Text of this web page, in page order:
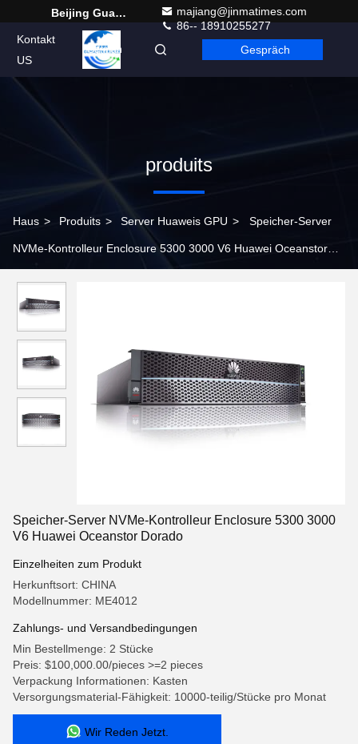
Beijing Guangtian Runze Technology Co., Ltd.
majiang@jinmatimes.com
86-- 18910255277
Kontakt
US
German Gespräch
produits
Haus > Produits > Server Huaweis GPU > Speicher-Server
NVMe-Kontrolleur Enclosure 5300 3000 V6 Huawei Oceanstor
Speicher-Server NVMe-Kontrolleur Enclosure 5300 3000
V6 Huawei Oceanstor Dorado
Einzelheiten zum Produkt
Herkunftsort: CHINA
Modellnummer: ME4012
Zahlungs- und Versandbedingungen
Min Bestellmenge: 2 Stücke
Preis: $100,000.00/pieces >=2 pieces
Verpackung Informationen: Kasten
Versorgungsmaterial-Fähigkeit: 10000-teilig/Stücke pro Monat
Wir Reden Jetzt.